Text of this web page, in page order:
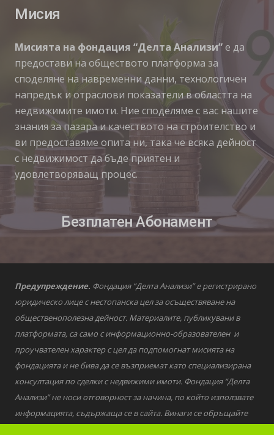
Мисия
Мисията на фондация “Делта Анализи”е да
предостави на обществото платформа за
споделяне на навременни данни, технологичен
напредък и отраслови показатели в областта на
недвижимите имоти. Ние споделяме с вас нашите
знания за пазара и качеството на строителство и
ви предоставяме опита ни, така че всяка дейност
с недвижимост да бъде приятен и
удовлетворяващ процес.
Безплатен Абонамент
Предупреждение. Фондация “Делта Анализи” е регистрирано
юридическо лице с нестопанска цел за осъществяване на
общественополезна дейност. Материалите, публикувани в
платформата, са само с информационно-образователен и
проучвателен характер с цел да подпомогнат мисията на
фондацията и не бива да се възприемат като специализирана
консултация по сделки с недвижими имоти. Фондация “Делта
Анализи” не носи отговорност за начина, по който използвате
информацията, съдържаща се в сайта. Винаги се обръщайте